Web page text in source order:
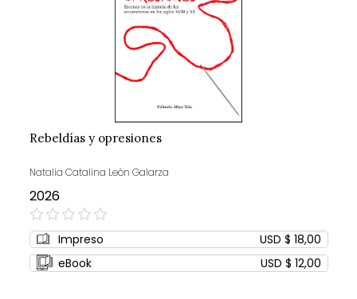
Rebeldías y opresiones
Natalia Catalina León Galarza
2026
0%
Impreso
USD $ 18,00
eBook
USD $ 12,00